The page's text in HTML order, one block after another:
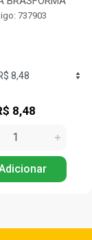
737903
8,48